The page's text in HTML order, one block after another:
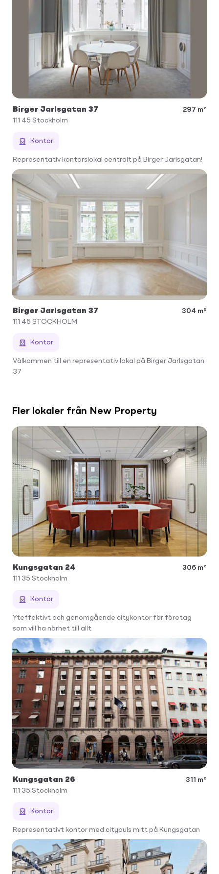
Birger Jarlsgatan 37
297 m²
111 45 Stockholm
Kontor
Representativ kontorslokal centralt på Birger Jarlsgatan!
Birger Jarlsgatan 37
304 m²
111 45 STOCKHOLM
Kontor
Välkommen till en representativ lokal på Birger Jarlsgatan
37
Fler lokaler från New Property
Kungsgatan 24
306 m²
111 35 Stockholm
Kontor
Yteffektivt och genomgående citykontor för företag
som vill ha närhet till allt
Kungsgatan 26
311 m²
111 35 Stockholm
Kontor
Representativt kontor med citypuls mitt på Kungsgatan